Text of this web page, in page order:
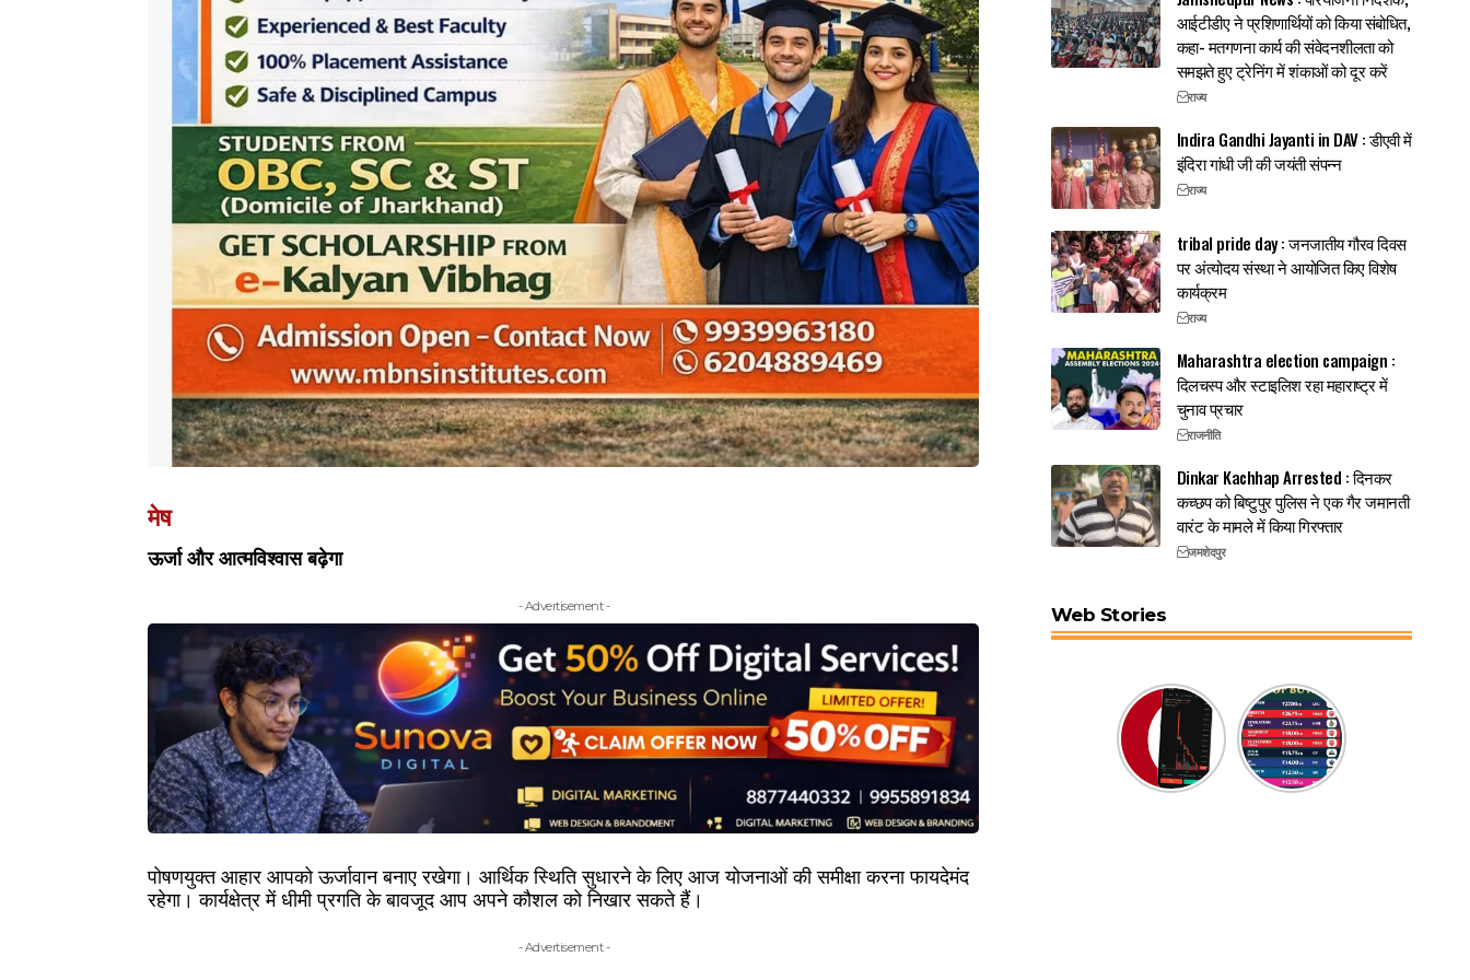
मेष
ऊर्जा और आत्मविश्वास बढ़ेगा
- Advertisement -
पोषणयुक्त आहार आपको ऊर्जावान बनाए रखेगा। आर्थिक स्थिति सुधारने के लिए आज योजनाओं की समीक्षा करना फायदेमंद
रहेगा। कार्यक्षेत्र में धीमी प्रगति के बावजूद आप अपने कौशल को निखार सकते हैं।
- Advertisement -
आईटीडीए ने प्रशिणार्थियों को किया संबोधित,
कहा- मतगणना कार्य की संवेदनशीलता को
समझते हुए ट्रेनिंग में शंकाओं को दूर करें
राज्य
Indira Gandhi Jayanti in DAV : डीएवी में
इंदिरा गांधी जी की जयंती संपन्न
राज्य
tribal pride day : जनजातीय गौरव दिवस
पर अंत्योदय संस्था ने आयोजित किए विशेष
कार्यक्रम
राज्य
Maharashtra election campaign :
दिलचस्प और स्टाइलिश रहा महाराष्ट्र में
चुनाव प्रचार
राजनीति
Dinkar Kachhap Arrested : दिनकर
कच्छप को बिष्टुपुर पुलिस ने एक गैर जमानती
वारंट के मामले में किया गिरफ्तार
जमशेदपुर
Web Stories